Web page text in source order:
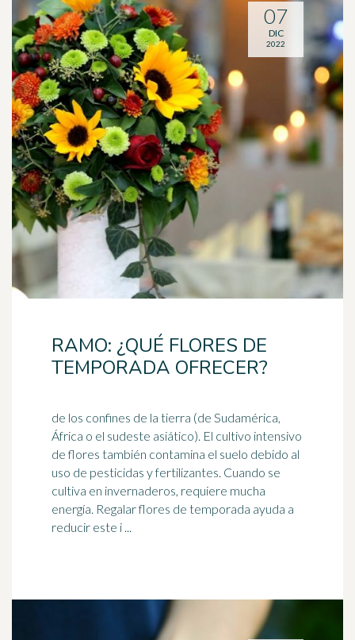
RAMO: ¿QUÉ FLORES DE
TEMPORADA OFRECER?
de los confines de la tierra (de Sudamérica,
África o el sudeste asiático). El cultivo intensivo
de flores también contamina el suelo debido al
uso de pesticidas y fertilizantes. Cuando se
cultiva en invernaderos, requiere mucha
energía. Regalar flores de temporada ayuda a
reducir este i ...
07
DIC
2022